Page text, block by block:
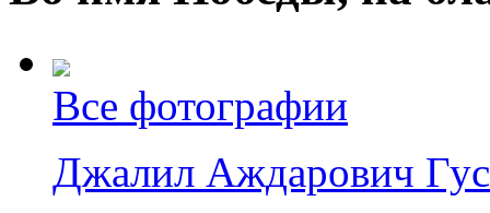
Все фотографии
Джалил Аждарович